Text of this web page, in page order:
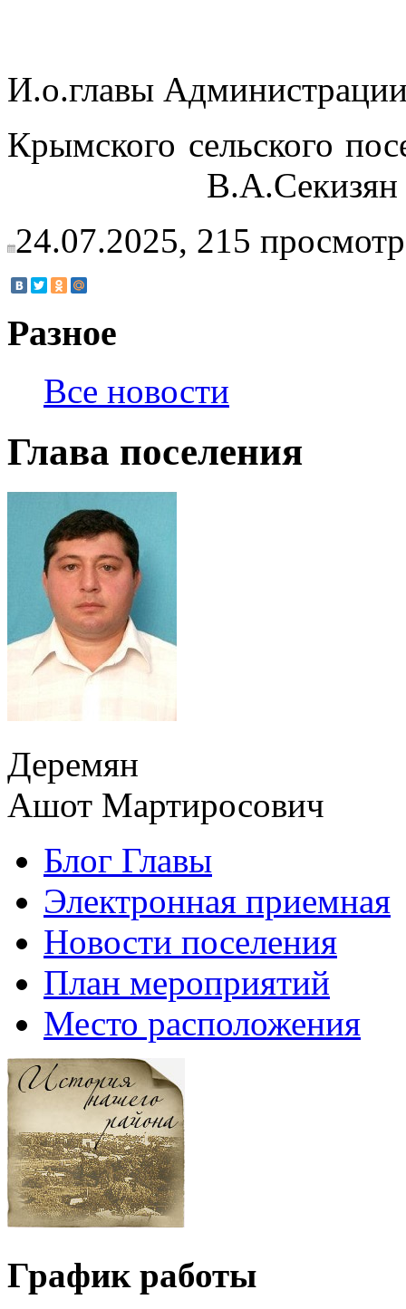
И.о.главы
Крымского
В.А.Секизян
24.07.2025, 215
Разное
Все новости
Глава поселения
Деремян
Ашот Мартиросович
Блог Главы
Электронная приемная
Новости поселения
План мероприятий
Место расположения
График работы